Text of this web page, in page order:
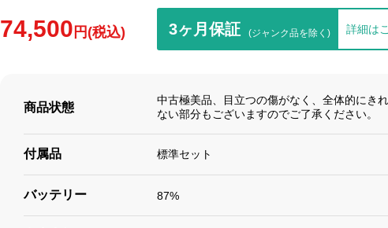
74,500 円(税込) 3ヶ月保証 (ジャンク品を除く) 詳細は
商品状態
中古極美品、目立つの傷がなく、全体的にき
ない部分もございますのでご了承ください。
付属品 標準セット
バッテリー 87%